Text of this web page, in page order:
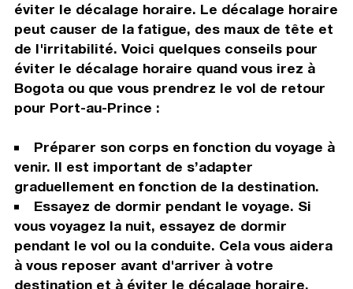
éviter le décalage horaire. Le décalage horaire
peut causer de la fatigue, des maux de tête et
de l'irritabilité. Voici quelques conseils pour
éviter le décalage horaire quand vous irez à
Bogota ou que vous prendrez le vol de retour
pour Port-au-Prince :
Préparer son corps en fonction du voyage à
venir. Il est important de s’adapter
graduellement en fonction de la destination.
Essayez de dormir pendant le voyage. Si
vous voyagez la nuit, essayez de dormir
pendant le vol ou la conduite. Cela vous aidera
à vous reposer avant d'arriver à votre
destination et à éviter le décalage horaire.